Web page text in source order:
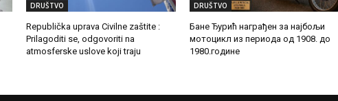
DRUŠTVO
Republička uprava Civilne zaštite :
Prilagoditi se, odgovoriti na
atmosferske uslove koji traju
DRUŠTVO
Бане Ђурић награђен за најбољи
мотоцикл из периода од 1908. до
1980.године